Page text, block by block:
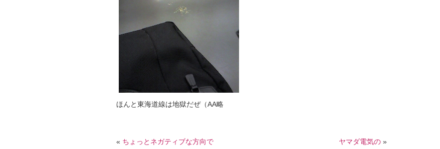
ほんと東海道線は地獄だぜ（AA略
« ちょっとネガティブな方向で ヤマダ電気の »